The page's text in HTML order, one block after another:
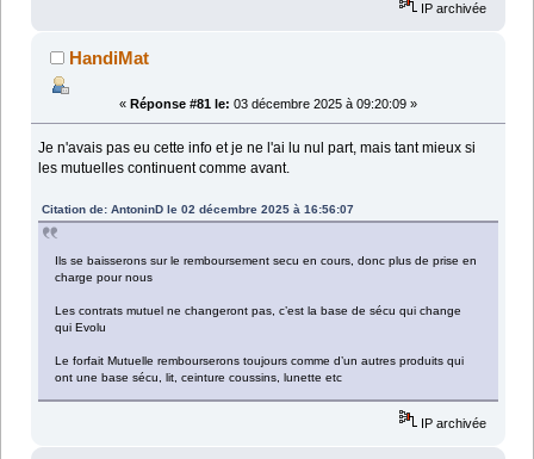
IP archivée
HandiMat
« Réponse #81 le: 03 décembre 2025 à 09:20:09 »
Je n'avais pas eu cette info et je ne l'ai lu nul part, mais tant mieux si
les mutuelles continuent comme avant.
Citation de: AntoninD le 02 décembre 2025 à 16:56:07
Ils se baisserons sur le remboursement secu en cours, donc plus de prise en
charge pour nous
Les contrats mutuel ne changeront pas, c’est la base de sécu qui change
qui Evolu
Le forfait Mutuelle rembourserons toujours comme d’un autres produits qui
ont une base sécu, lit, ceinture coussins, lunette etc
IP archivée